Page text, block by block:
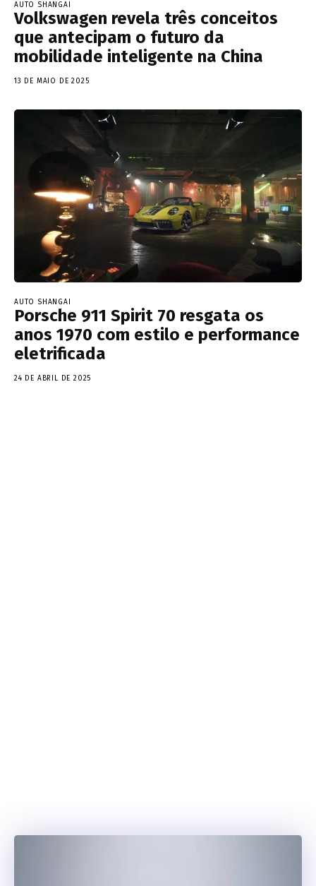
AUTO SHANGAI
Volkswagen revela três conceitos
que antecipam o futuro da
mobilidade inteligente na China
13 DE MAIO DE 2025
AUTO SHANGAI
Porsche 911 Spirit 70 resgata os
anos 1970 com estilo e performance
eletrificada
24 DE ABRIL DE 2025